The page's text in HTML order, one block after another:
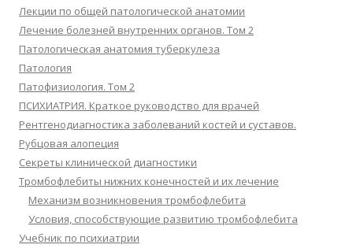
Лекции по общей патологической анатомии
Лечение болезней внутренних органов. Том 2
Патологическая анатомия туберкулеза
Патология
Патофизиология. Том 2
ПСИХИАТРИЯ. Краткое руководство для врачей
Рентгенодиагностика заболеваний костей и суставов.
Рубцовая алопеция
Секреты клинической диагностики
Тромбофлебиты нижних конечностей и их лечение
Механизм возникновения тромбофлебита
Условия, способствующие развитию тромбофлебита
Учебник по психиатрии